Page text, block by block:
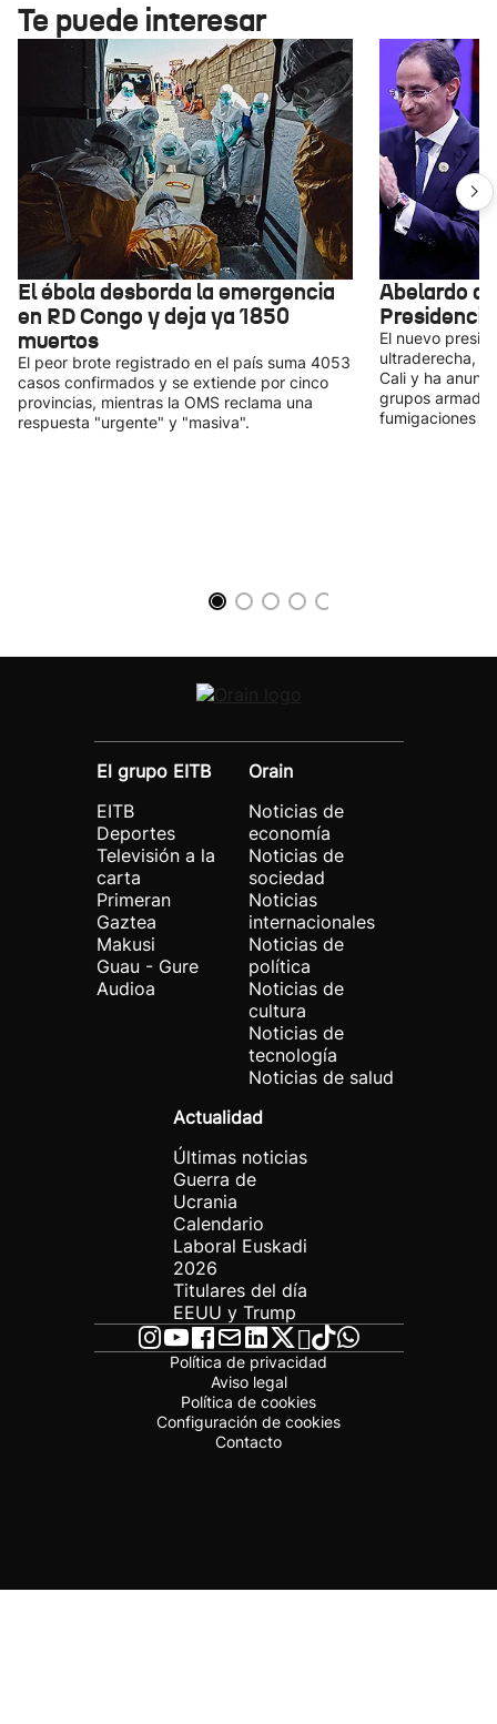
Te puede interesar
El ébola desborda la emergencia
en RD Congo y deja ya 1850
muertos
El peor brote registrado en el país suma 4053
casos confirmados y se extiende por cinco
provincias, mientras la OMS reclama una
respuesta "urgente" y "masiva".
Abelardo
El nuevo
ultraderecha,
Cali y ha
grupos
fumigaciones
El grupo EITB
EITB
Deportes
Televisión a la
carta
Primeran
Gaztea
Makusi
Guau - Gure
Audioa
Orain
Noticias de
economía
Noticias de
sociedad
Noticias
internacionales
Noticias de
política
Noticias de
cultura
Noticias de
tecnología
Noticias de salud
Actualidad
Últimas noticias
Guerra de
Ucrania
Calendario
Laboral Euskadi
2026
Titulares del día
EEUU y Trump
Política de privacidad
Aviso legal
Política de cookies
Configuración de cookies
Contacto